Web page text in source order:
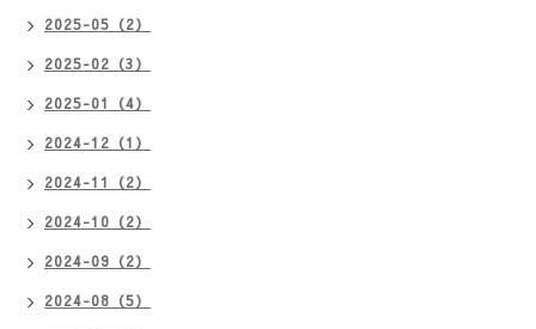
2025-05（2）
2025-02（3）
2025-01（4）
2024-12（1）
2024-11（2）
2024-10（2）
2024-09（2）
2024-08（5）